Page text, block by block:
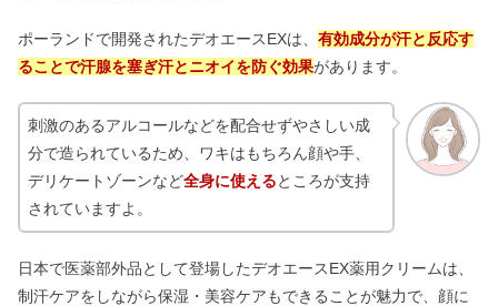
ポーランドで開発されたデオエースEXは、 有効成分が汗と反応す
ることで汗腺を塞ぎ汗とニオイを防ぐ効果があります。
刺激のあるアルコールなどを配合せずやさしい成
分で造られているため、ワキはもちろん顔や手、
デリケートゾーンなど全身に使えるところが支持
されていますよ。
日本で医薬部外品として登場したデオエースEX薬用クリームは、
制汗ケアをしながら保湿・美容ケアもできることが魅力で、顔に